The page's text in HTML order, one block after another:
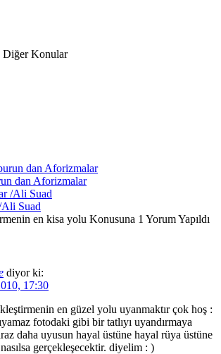
Diğer Konular
dan Aforizmalar
Suad
en kisa yolu Konusuna 1 Yorum Yapıldı
diyor ki:
17:30
en güzel yolu uyanmaktır çok hoş :
fotodaki gibi bir tatlıyı uyandırmaya
daha uyusun hayal üstüne hayal rüya üstüne
gerçekleşecektir. diyelim : )